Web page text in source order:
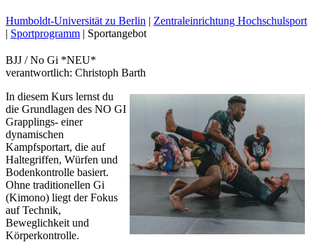
Humboldt-Universität zu Berlin | Zentraleinrichtung Hochschulsport
| Sportprogramm | Sportangebot
BJJ / No Gi *NEU*
verantwortlich: Christoph Barth
In diesem Kurs lernst du
die Grundlagen des NO GI
Grapplings- einer
dynamischen
Kampfsportart, die auf
Haltegriffen, Würfen und
Bodenkontrolle basiert.
Ohne traditionellen Gi
(Kimono) liegt der Fokus
auf Technik,
Beweglichkeit und
Körperkontrolle.